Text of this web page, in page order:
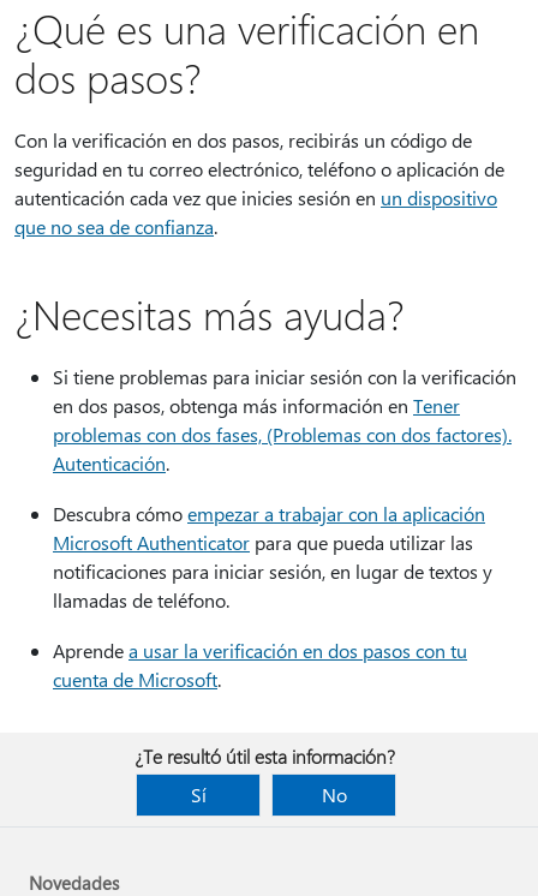
¿Qué es una verificación en
dos pasos?
Con la verificación en dos pasos, recibirás un código de
seguridad en tu correo electrónico, teléfono o aplicación de
autenticación cada vez que inicies sesión en un dispositivo
que no sea de confianza.
¿Necesitas más ayuda?
Si tiene problemas para iniciar sesión con la verificación
en dos pasos, obtenga más información en Tener
problemas con dos fases, (Problemas con dos factores).
Autenticación.
Descubra cómoempezar a trabajar con la aplicación
Microsoft Authenticator para que pueda utilizar las
notificaciones para iniciar sesión, en lugar de textos y
llamadas de teléfono.
Aprendea usar la verificación en dos pasos con tu
cuenta de Microsoft.
¿Te resultó útil esta información?
Sí
No
Novedades